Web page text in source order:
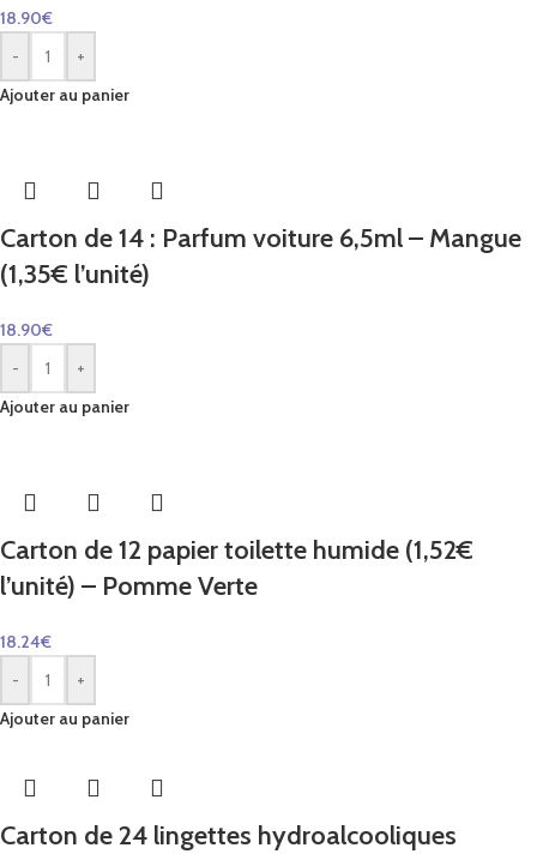
18.90€
-
+
Ajouter au panier
Carton de 14 : Parfum voiture 6,5ml – Mangue
(1,35€ l’unité)
18.90€
-
+
Ajouter au panier
Carton de 12 papier toilette humide (1,52€
l’unité) – Pomme Verte
18.24€
-
+
Ajouter au panier
Carton de 24 lingettes hydroalcooliques